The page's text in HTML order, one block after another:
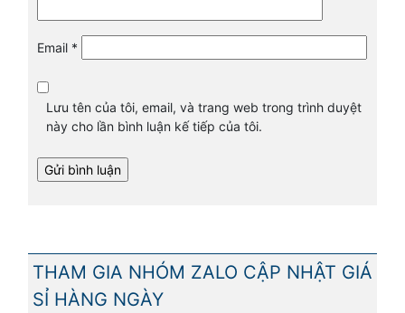
Email *
Lưu tên của tôi, email, và trang web trong trình duyệt
này cho lần bình luận kế tiếp của tôi.
THAM GIA NHÓM ZALO CẬP NHẬT GIÁ
SỈ HÀNG NGÀY